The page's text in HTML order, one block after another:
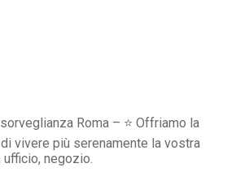
Roma – ⭐ Offriamo la
vivere più serenamente la vostra
negozio.